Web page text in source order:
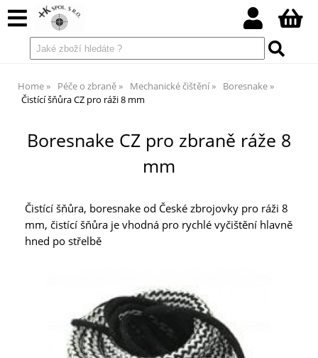
Home Péče o zbraně Mechanické čištění
Boresnake
Čistící šňůra CZ pro ráži 8 mm
Boresnake CZ pro zbraně ráže 8
mm
Čistící šňůra, boresnake od České zbrojovky pro ráži 8
mm, čistící šňůra je vhodná pro rychlé vyčištění hlavně
hned po střelbě